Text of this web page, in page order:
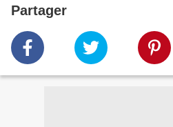
Partager